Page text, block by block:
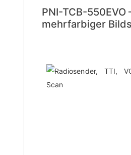
PNI-TCB-550EVO
mehrfarbiger